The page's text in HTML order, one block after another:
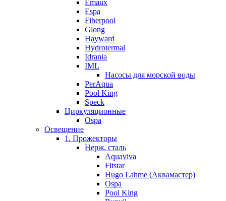
Emaux
Espa
Fiberpool
Glong
Hayward
Hydrotermal
Idrania
IML
Насосы для морской воды
PerAqua
Pool King
Speck
Циркуляционные
Ospa
Освещение
1. Прожекторы
Нерж. сталь
Aquaviva
Fitstar
Hugo Lahme (Аквамастер)
Ospa
Pool King